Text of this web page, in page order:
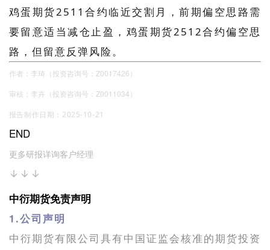
鸡蛋期货2511合约临近交割月，前期偏空思路需
要留意适当减仓止盈，鸡蛋期货2512合约偏空思
路，但留意反弹风险。
作者：李琦（投资咨询号：Z0017426）
审核：李卉（投资咨询号：Z0011034）
报告制作日期：2025-10-21
END
更多研报详询客户经理
↓↓↓
中衍期货免责声明
1.公司声明
中衍期货有限公司具有中国证监会核准的期货投资